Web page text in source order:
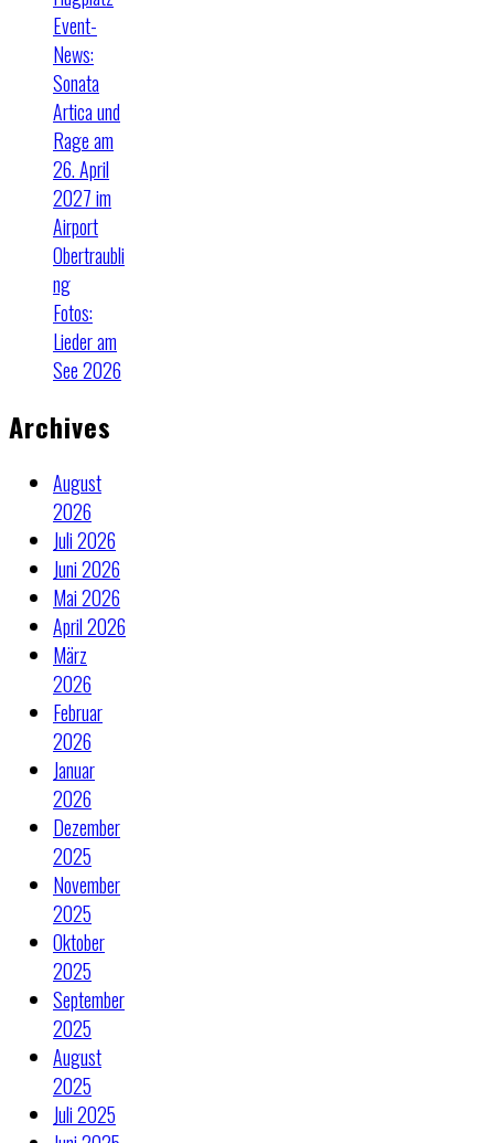
Event-
News:
Sonata
Artica und
Rage am
26. April
2027 im
Airport
Obertraubli
ng
Fotos:
Lieder am
See 2026
Archives
August
2026
Juli 2026
Juni 2026
Mai 2026
April 2026
März
2026
Februar
2026
Januar
2026
Dezember
2025
November
2025
Oktober
2025
September
2025
August
2025
Juli 2025